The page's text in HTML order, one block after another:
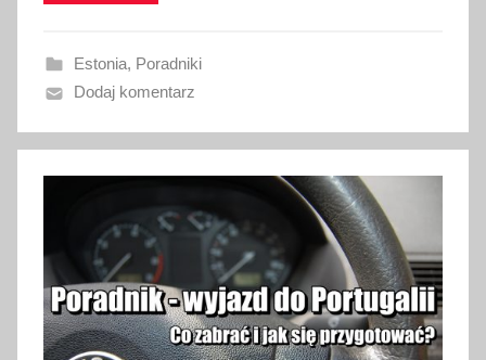
w
n
o
9
s
z
n
i
Estonia, Poradniki
Dodaj komentarz